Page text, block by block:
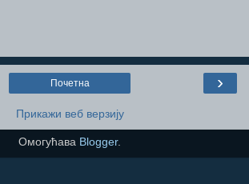
›
Почетна
Прикажи веб верзију
Омогућава Blogger.